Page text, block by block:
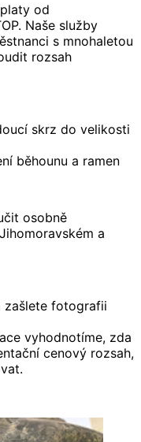
od
Naše služby
s mnohaletou
rozsah
skrz do velikosti
běhounu a ramen
osobně
a
zašlete fotografii
vyhodnotíme, zda
cenový rozsah,